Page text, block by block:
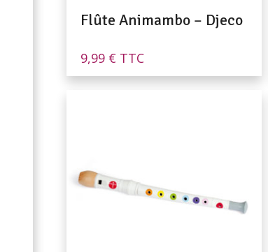
Flûte Animambo – Djeco
9,99 € TTC